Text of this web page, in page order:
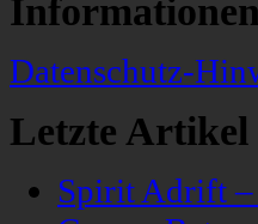
Datenschutz-
Letzte Artikel
Spirit Adrift